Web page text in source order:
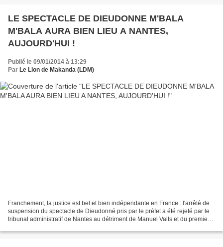
LE SPECTACLE DE DIEUDONNE M'BALA
M'BALA AURA BIEN LIEU A NANTES,
AUJOURD'HUI !
Publié le 09/01/2014 à 13:29
Par Le Lion de Makanda (LDM)
Franchement, la justice est bel et bien indépendante en France : l'arrêté de
suspension du spectacle de Dieudonné pris par le préfet a été rejeté par le
tribunal administratif de Nantes au détriment de Manuel Valls et du premier